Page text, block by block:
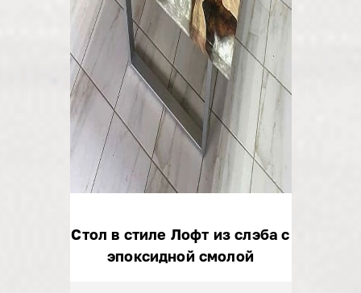
Стол в стиле Лофт из слэба с
эпоксидной смолой